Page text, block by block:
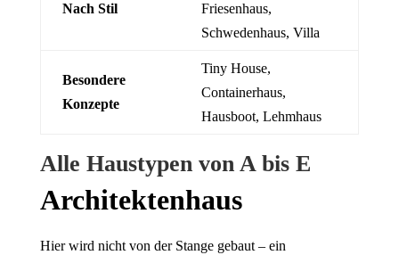
Nach Stil
Friesenhaus,
Schwedenhaus, Villa
Besondere
Konzepte
Tiny House,
Containerhaus,
Hausboot, Lehmhaus
Alle Haustypen von A bis E
Architektenhaus
Hier wird nicht von der Stange gebaut – ein